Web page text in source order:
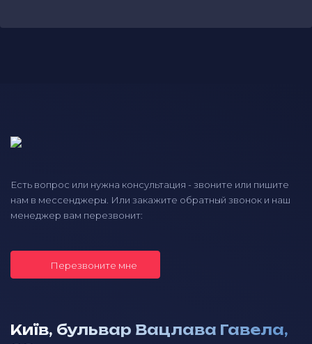
Есть вопрос или нужна консультация - звоните или пишите
нам в мессенджеры. Или закажите обратный звонок и наш
менеджер вам перезвонит:
Перезвоните мне
Київ, бульвар Вацлава Гавела,